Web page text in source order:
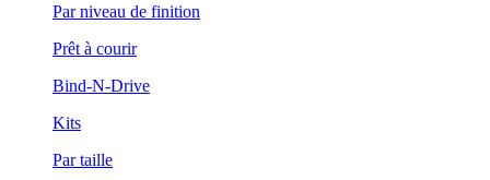
Par niveau de finition
Prêt à courir
Bind-N-Drive
Kits
Par taille